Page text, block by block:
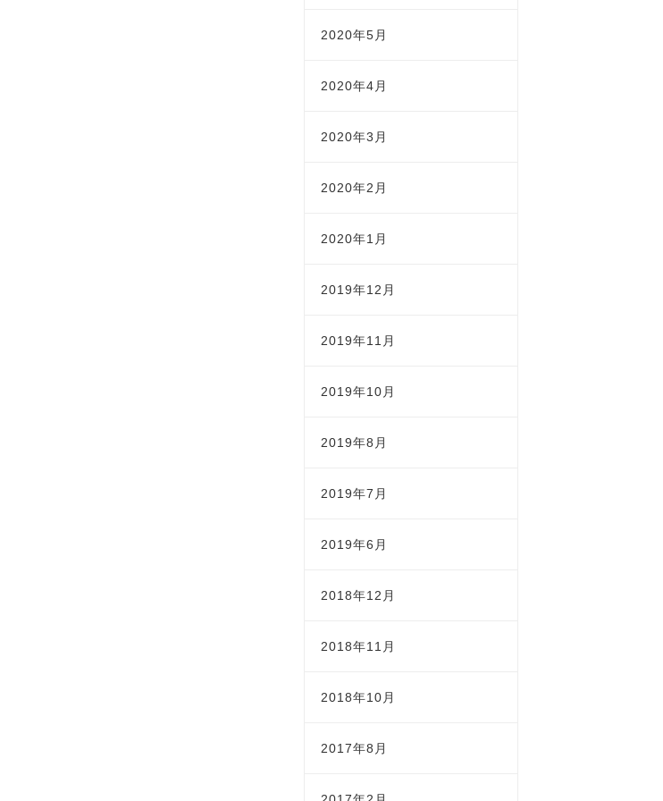
2020年5月
2020年4月
2020年3月
2020年2月
2020年1月
2019年12月
2019年11月
2019年10月
2019年8月
2019年7月
2019年6月
2018年12月
2018年11月
2018年10月
2017年8月